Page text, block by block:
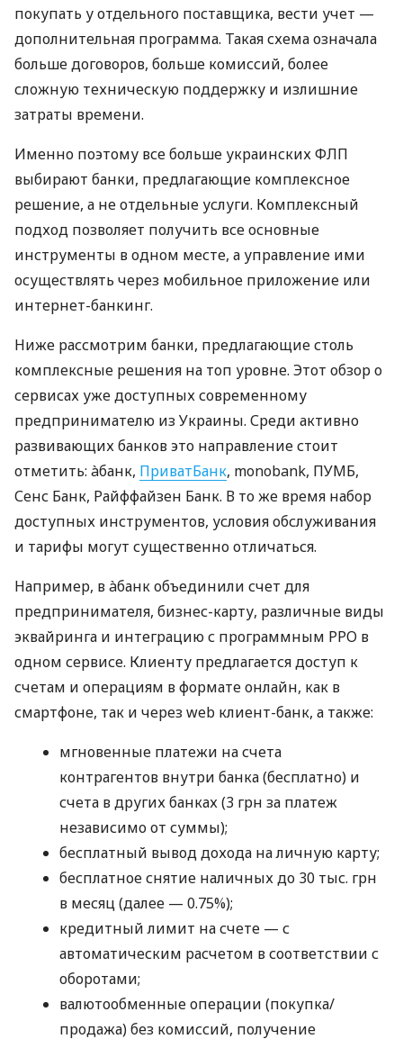
покупать у отдельного поставщика, вести учет —
дополнительная программа. Такая схема означала
больше договоров, больше комиссий, более
сложную техническую поддержку и излишние
затраты времени.
Именно поэтому все больше украинских ФЛП
выбирают банки, предлагающие комплексное
решение, а не отдельные услуги. Комплексный
подход позволяет получить все основные
инструменты в одном месте, а управление ими
осуществлять через мобильное приложение или
интернет-банкинг.
Ниже рассмотрим банки, предлагающие столь
комплексные решения на топ уровне. Этот обзор о
сервисах уже доступных современному
предпринимателю из Украины. Среди активно
развивающих банков это направление стоит
отметить: àбанк, ПриватБанк, monobank, ПУМБ,
Сенс Банк, Райффайзен Банк. В то же время набор
доступных инструментов, условия обслуживания
и тарифы могут существенно отличаться.
Например, в àбанк объединили счет для
предпринимателя, бизнес-карту, различные виды
эквайринга и интеграцию с программным РРО в
одном сервисе. Клиенту предлагается доступ к
счетам и операциям в формате онлайн, как в
смартфоне, так и через web клиент-банк, а также:
мгновенные платежи на счета
контрагентов внутри банка (бесплатно) и
счета в других банках (3 грн за платеж
независимо от суммы);
бесплатный вывод дохода на личную карту;
бесплатное снятие наличных до 30 тыс. грн
в месяц (далее — 0.75%);
кредитный лимит на счете — с
автоматическим расчетом в соответствии с
оборотами;
валютообменные операции (покупка/
продажа) без комиссий, получение